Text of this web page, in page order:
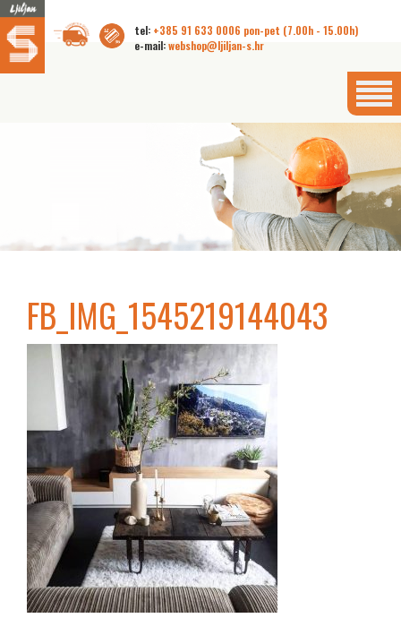
tel: +385 91 633 0006 pon-pet (7.00h - 15.00h)
e-mail:webshop@ljiljan-s.hr
FB_IMG_1545219144043